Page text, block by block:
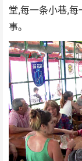
堂,每一条小巷,
事。